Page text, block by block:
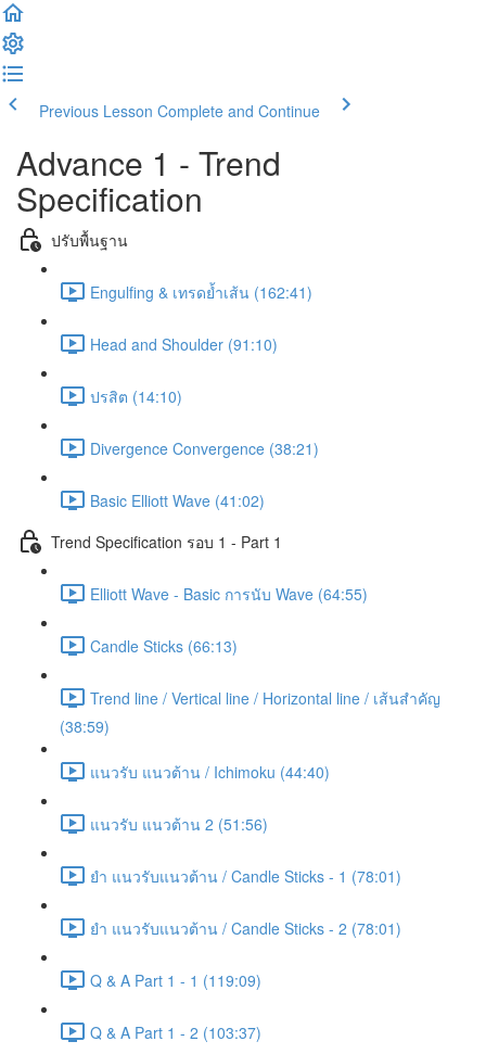
Previous Lesson Complete and Continue
Advance 1 - Trend
Specification
ปรับพื้นฐาน
Engulfing & เทรดย้ำเส้น (162:41)
Head and Shoulder (91:10)
ปรสิต (14:10)
Divergence Convergence (38:21)
Basic Elliott Wave (41:02)
Trend Specification รอบ 1 - Part 1
Elliott Wave - Basic การนับ Wave (64:55)
Candle Sticks (66:13)
Trend line / Vertical line / Horizontal line / เส้นสำคัญ
(38:59)
แนวรับ แนวต้าน / Ichimoku (44:40)
แนวรับ แนวต้าน 2 (51:56)
ยำ แนวรับแนวต้าน / Candle Sticks - 1 (78:01)
ยำ แนวรับแนวต้าน / Candle Sticks - 2 (78:01)
Q & A Part 1 - 1 (119:09)
Q & A Part 1 - 2 (103:37)